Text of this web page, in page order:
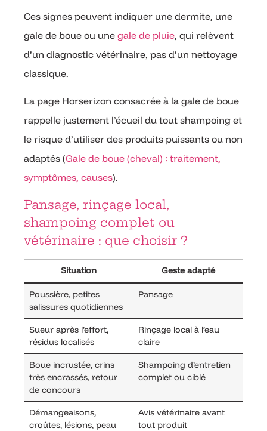
Ces signes peuvent indiquer une dermite, une
gale de boue ou une gale de pluie, qui relèvent
d’un diagnostic vétérinaire, pas d’un nettoyage
classique.
La page Horserizon consacrée à la gale de boue
rappelle justement l’écueil du tout shampoing et
le risque d’utiliser des produits puissants ou non
adaptés (Gale de boue (cheval) : traitement,
symptômes, causes).
Pansage, rinçage local,
shampoing complet ou
vétérinaire : que choisir ?
Situation Geste adapté
Poussière, petites
salissures quotidiennes
Pansage
Sueur après l’effort,
résidus localisés
Rinçage local à l’eau
claire
Boue incrustée, crins
très encrassés, retour
de concours
Shampoing d’entretien
complet ou ciblé
Démangeaisons,
croûtes, lésions, peau
Avis vétérinaire avant
tout produit